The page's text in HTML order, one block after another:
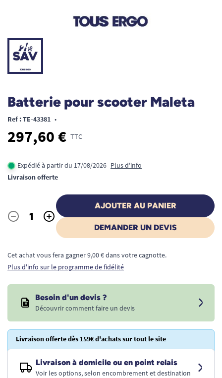
Batterie pour scooter Maleta
Ref : TE-43381 •
297,60 € TTC
Expédié à partir du 17/08/2026 Plus d'info
Livraison offerte
Quantité
- +
AJOUTER AU PANIER
DEMANDER UN DEVIS
Cet achat vous fera gagner 9,00 € dans votre cagnotte.
Plus d'info sur le programme de fidélité
Besoin d'un devis ?
Découvrir comment faire un devis
Livraison offerte dès 159€ d'achats sur tout le site
Livraison à domicile ou en point relais
Voir les options, selon encombrement et destination